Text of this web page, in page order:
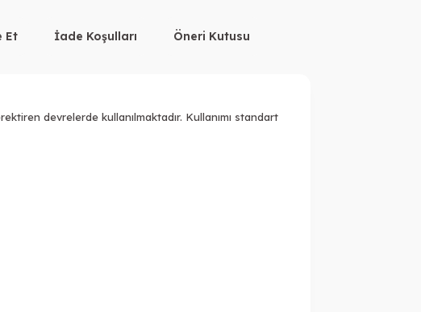
Et İade Koşulları Öneri Kutusu
devrelerde kullanılmaktadır. Kullanımı standart